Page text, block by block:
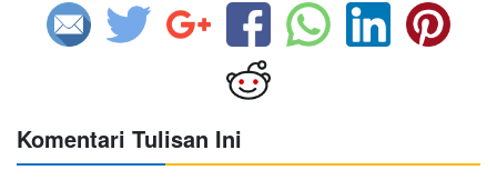
Komentari Tulisan Ini